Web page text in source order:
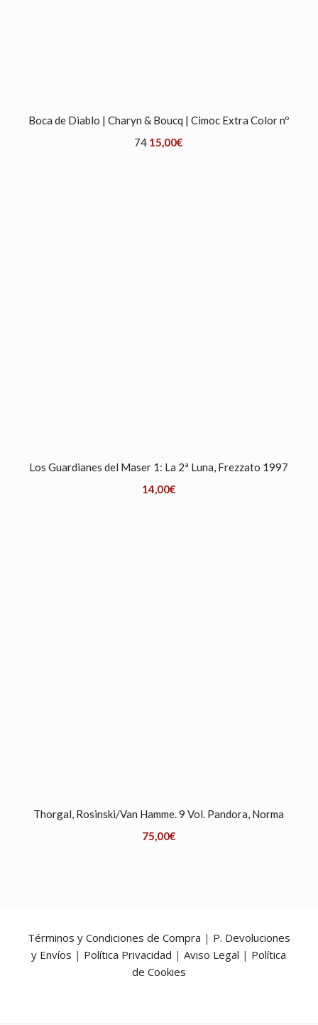
Boca de Diablo | Charyn & Boucq | Cimoc Extra Color nº
74 15,00€
Los Guardianes del Maser 1: La 2ª Luna, Frezzato 1997
14,00€
Thorgal, Rosinski/Van Hamme. 9 Vol. Pandora, Norma
75,00€
Términos y Condiciones de Compra | P. Devoluciones
y Envíos | Política Privacidad |Aviso Legal | Política
de Cookies